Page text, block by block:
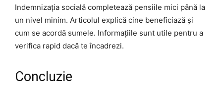
Indemnizația socială completează pensiile mici până la
un nivel minim. Articolul explică cine beneficiază și
cum se acordă sumele. Informațiile sunt utile pentru a
verifica rapid dacă te încadrezi.
Concluzie